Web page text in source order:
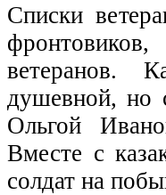
Списки
ветеранов.
душевной, но
Ольгой
Вместе с
солдат на